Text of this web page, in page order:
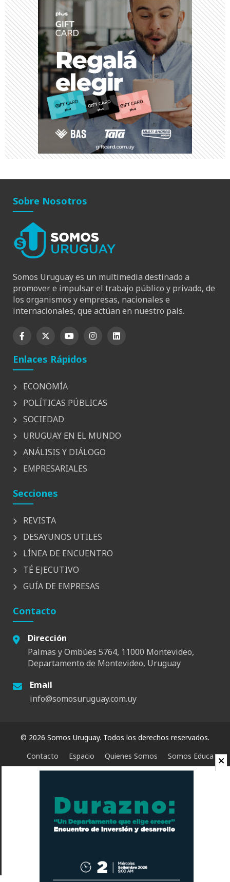
Sobre Nosotros
Somos Uruguay es un multimedia destinado a
promover e impulsar el trabajo público y privado, de
los organismos y empresas, nacionales e
internacionales, que actúan en nuestro país.
Enlaces Rápidos
ECONOMÍA
POLÍTICAS PÚBLICAS
SOCIEDAD
URUGUAY EN EL MUNDO
ANÁLISIS Y DIÁLOGO
EMPRESARIALES
Secciones
REVISTA
DESAYUNOS UTILES
LÍNEA DE ENCUENTRO
TÉ EJECUTIVO
GUÍA DE EMPRESAS
Contacto
Dirección
Palmas y Ombúes 5764, 11000 Montevideo,
Departamento de Montevideo, Uruguay
Email
info@somosuruguay.com.uy
© 2026 Somos Uruguay. Todos los derechos reservados.
Contacto
Espacio Quienes Somos Somos Educa